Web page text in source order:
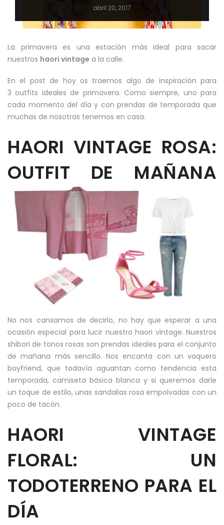
abril 20, 2017
La primavera es una estación más ideal para sacar
nuestros haori vintage a la calle.
En el post de hoy os traemos algo de inspiración para
3 outfits ideales de primavera. Como siempre, uno para
cada momento del día y con prendas de temporada que
muchas de nosotras tenemos en casa.
HAORI VINTAGE ROSA:
OUTFIT DE MAÑANA
No nos cansamos de decirlo, no hay que esperar a una
ocasión especial para lucir nuestro haori vintage. Nuestros
shibori de tonos rosas son prendas ideales para el conjunto
de mañana más sencillo. Nos encanta con un vaquero
boyfriend, que todavía aguantan como tendencia esta
temporada, camiseta básica blanca y si queremos darle
un toque de estilo, unas sandalias rosa empolvadas con un
poco de tacón.
HAORI VINTAGE
FLORAL: UN
TODOTERRENO PARA EL
DÍA